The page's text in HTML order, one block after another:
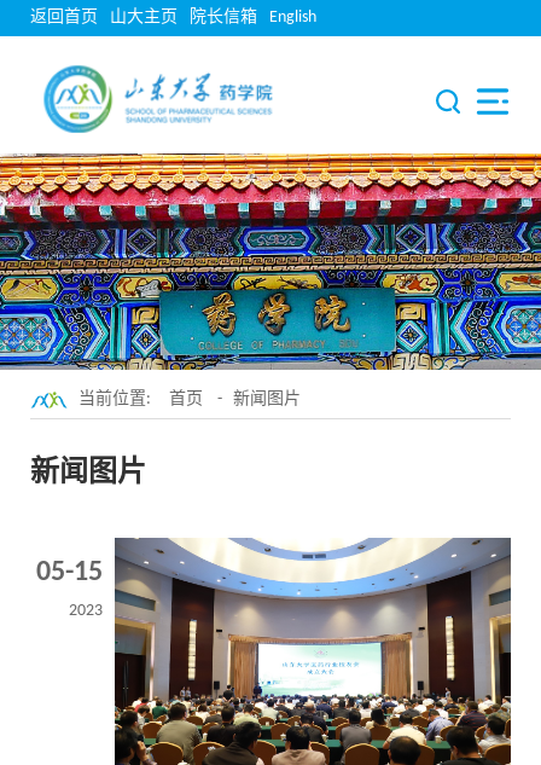
返回首页 山大主页 院长信箱 English
当前位置: 首页 - 新闻图片
新闻图片
05-15
2023